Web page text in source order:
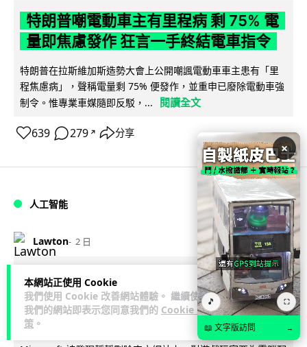
本網站正使用 Cookie
我們使用 Cookie 改善網站體驗。 繼續使用
我們的網站即表示您同意我們的 Cookie 政
策 。
特朗普嘲電動車主有里程病 剩 75% 電
量即焦慮發作 狂言一手終結電車指令
特朗普在拉斯維加斯造勢大會上公開嘲諷電動車車主患有「里
程焦慮病」，聲稱電量剩 75% 便發作，並重申已廢除電動車強
制令。惟專業車媒隨即反駁，...
閱讀全文
639 279 ↗ 分享
人工智能
Lawton 2 日
微軟刪走 32GB RAM 遊戲建議 分析:
為 8GB Surface 銷售鋪路 連自家
Copilot+ 門檻也未到
×
🎵 ⛶
📖 文字版訪問 →